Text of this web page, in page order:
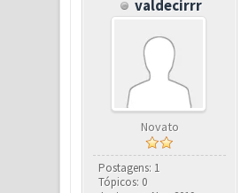
valdecirrr
Novato
Postagens: 1
Tópicos: 0